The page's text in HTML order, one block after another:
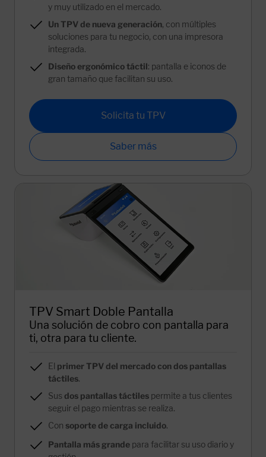
y muy utilizado en el mercado.
Un TPV de nueva generación, con múltiples
soluciones para tu negocio, con una impresora
integrada.
Diseño ergonómico táctil: pantalla e iconos de
gran tamaño que facilitan su uso.
Solicita tu TPV
Saber más
TPV Smart Doble Pantalla
Una solución de cobro con pantalla para
ti, otra para tu cliente.
El primer TPV del mercado con dos pantallas
táctiles.
Sus dos pantallas táctiles permite a tus clientes
seguir el pago mientras se realiza.
Con soporte de carga incluido.
Pantalla más grande para facilitar su uso diario y